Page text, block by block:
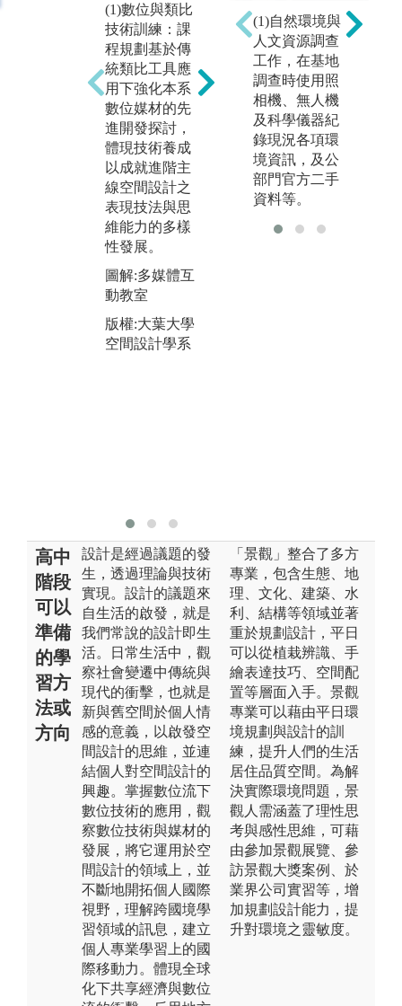
(1)數位與類比
技術訓練：課
程規劃基於傳
統類比工具應
用下強化本系
數位媒材的先
進開發探討，
體現技術養成
以成就進階主
線空間設計之
表現技法與思
維能力的多樣
性發展。
圖解:多媒體互
動教室
版權:大葉大學
空間設計學系
(2)當代建築族
譜研究 - 設計
九大家族歸納
- 經典案例解
析：時間推進
著世界的演
變，演變留下
的痕跡則成為
知識與經驗。
藉由學習當代
建築與室內的
設計先例，依
(1)自然環境與
人文資源調查
工作，在基地
調查時使用照
相機、無人機
及科學儀器紀
錄現況各項環
境資訊，及公
部門官方二手
資料等。
高中
階段
可以
準備
的學
習方
法或
方向
設計是經過議題的發
生，透過理論與技術
實現。設計的議題來
自生活的啟發，就是
我們常說的設計即生
活。日常生活中，觀
察社會變遷中傳統與
現代的衝擊，也就是
新與舊空間於個人情
感的意義，以啟發空
間設計的思維，並連
結個人對空間設計的
興趣。掌握數位流下
數位技術的應用，觀
察數位技術與媒材的
發展，將它運用於空
間設計的領域上，並
不斷地開拓個人國際
視野，理解跨國境學
習領域的訊息，建立
個人專業學習上的國
際移動力。體現全球
化下共享經濟與數位
「景觀」整合了多方
專業，包含生態、地
理、文化、建築、水
利、結構等領域並著
重於規劃設計，平日
可以從植栽辨識、手
繪表達技巧、空間配
置等層面入手。景觀
專業可以藉由平日環
境規劃與設計的訓
練，提升人們的生活
居住品質空間。為解
決實際環境問題，景
觀人需涵蓋了理性思
考與感性思維，可藉
由參加景觀展覽、參
訪景觀大獎案例、於
業界公司實習等，增
加規劃設計能力，提
升對環境之靈敏度。